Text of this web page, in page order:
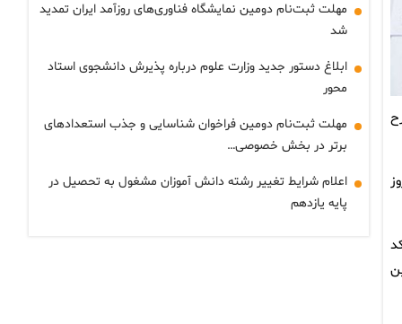
به‌شرح
مهلت ثبت‌نام دومین نمایشگاه فناوری‌های روزآمد ایران تمدید
شد
ابلاغ دستور جدید وزارت علوم درباره پذیرش دانشجوی استاد
محور
مهلت ثبت‌نام دومین فراخوان شناسایی و جذب استعدادهای
برتر در بخش خصوصی…
اعلام شرایط تغییر رشته دانش آموزان مشغول به تحصیل در
پایه یازدهم